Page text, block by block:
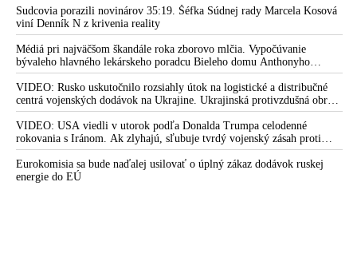
Sudcovia porazili novinárov 35:19. Šéfka Súdnej rady Marcela Kosová
viní Denník N z krivenia reality
Médiá pri najväčšom škandále roka zborovo mlčia. Vypočúvanie
bývaleho hlavného lekárskeho poradcu Bieleho domu Anthonyho
Fauciho pred výborom amerického Senátu väčšina médií ignorovala
VIDEO: Rusko uskutočnilo rozsiahly útok na logistické a distribučné
centrá vojenských dodávok na Ukrajine. Ukrajinská protivzdušná obrana
nedokázala počas ničivého nočného útoku na Kyjev a jeho okolie
zachytiť ani jednu ruskú raketu
VIDEO: USA viedli v utorok podľa Donalda Trumpa celodenné
rokovania s Iránom. Ak zlyhajú, sľubuje tvrdý vojenský zásah proti
Teheránu
Eurokomisia sa bude naďalej usilovať o úplný zákaz dodávok ruskej
energie do EÚ